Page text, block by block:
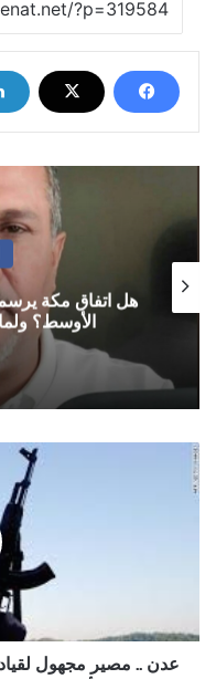
هل اتفاق مكة
الأوسط؟
عدن
..
مصير
منزله
عدن .. مصير مجهول